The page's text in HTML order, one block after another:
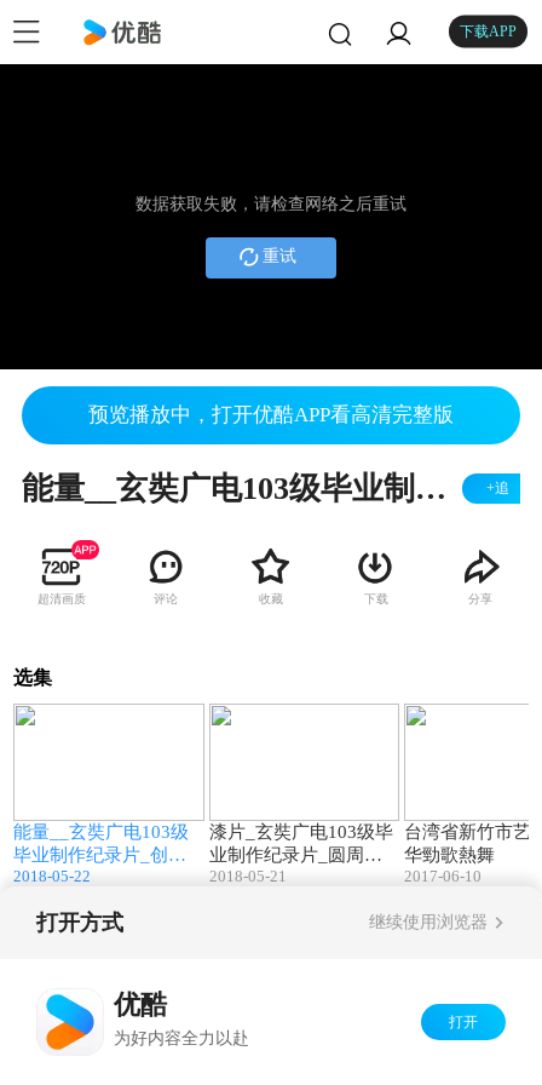
下载APP
数据获取失败，请检查网络之后重试
重试
预览播放中，打开优酷APP看高清完整版
能量__玄奘广电103级毕业制作纪录片_创意出口影像制作团队 +追
超清画质 评论 收藏 下载 分享
选集
能量__玄奘广电103级
毕业制作纪录片_创意
出口影像制作团队
2018-05-22
漆片_玄奘广电103级毕
业制作纪录片_圆周率
影像制作团队
2018-05-21
台湾省新竹市艺
华勁歌熱舞
2017-06-10
打开方式 继续使用浏览器
优酷
为好内容全力以赴
打开